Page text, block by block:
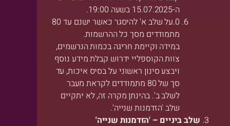
ה-15.07.2025 בשעה 19:00.
על שלב א' להיסגר כאשר ישנם עד 80
מתמודדים מסך כל ההרשמות.
במידה וקיימת חריגה בכמות הנרשמים,
צוות הקוספליי ידרוש קבלת מידע נוסף
ויבצע סינון ראשוני על בסיס איכות, עד
סך של 80 מתמודדים לקראת מעבר
לשלב ב'. בהינתן מקרה זה, לא יתקיים
שלב 'הזדמנות שנייה'.
שלב ביניים – 'הזדמנות שנייה'